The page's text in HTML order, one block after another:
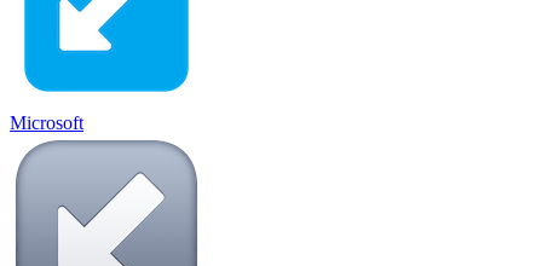
Microsoft